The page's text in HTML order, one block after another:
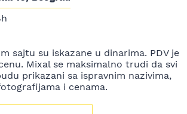
sajtu su iskazane u dinarima. PDV je
Mixal se maksimalno trudi da svi
prikazani sa ispravnim nazivima,
i cenama.